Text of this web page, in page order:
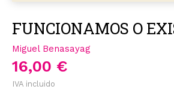
FUNCIONAMOS O
Miguel Benasayag
16,00 €
IVA incluido